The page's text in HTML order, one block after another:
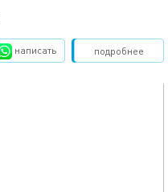
подробнее
написать Забронировать